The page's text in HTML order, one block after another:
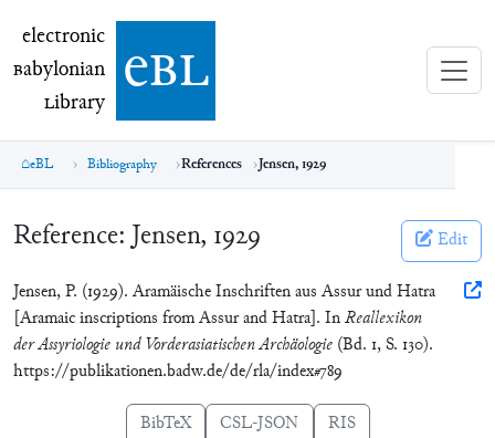
electronic Babylonian Library (eBL)
electronic
Babylonian
Library ebl
eBL Bibliography References Jensen, 1929
Reference:Jensen, 1929 Edit
Jensen, P. (1929). Aramäische Inschriften aus Assur und Hatra
[Aramaic inscriptions from Assur and Hatra]. InReallexikon
der Assyriologie und Vorderasiatischen Archäologie (Bd. 1, S. 130).
https://publikationen.badw.de/de/rla/index#789
BibTeX CSL-JSON RIS